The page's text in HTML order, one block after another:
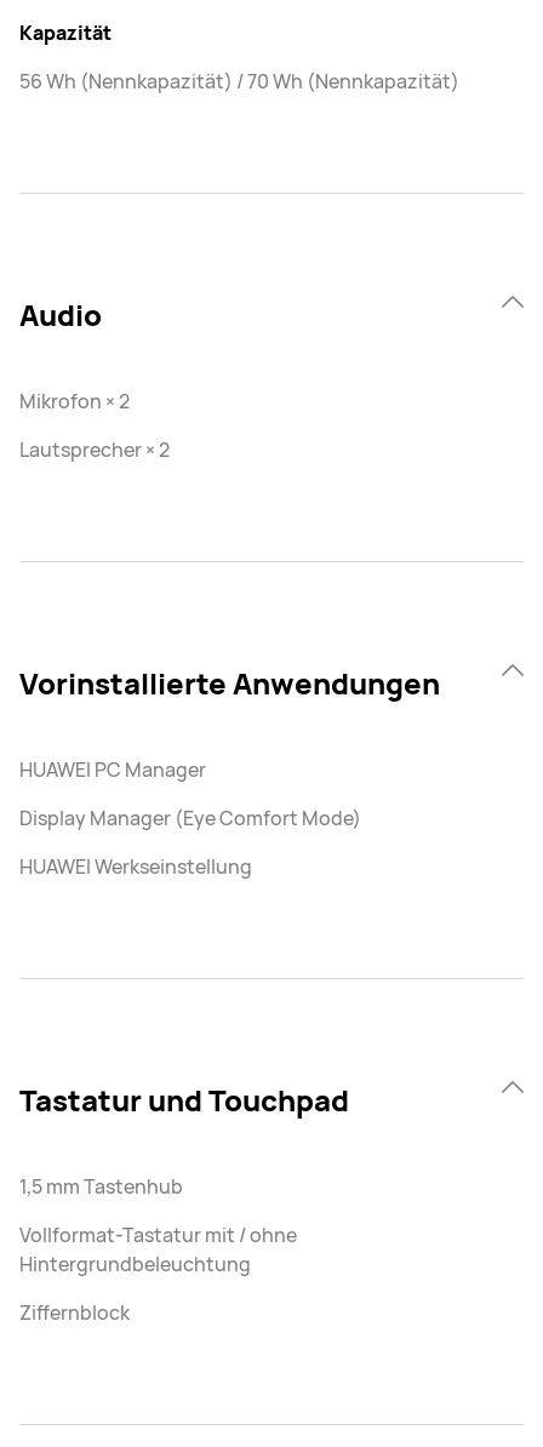
Kapazität
56 Wh (Nennkapazität) / 70 Wh (Nennkapazität)
Audio
Mikrofon × 2
Lautsprecher × 2
Vorinstallierte Anwendungen
HUAWEI PC Manager
Display Manager (Eye Comfort Mode)
HUAWEI Werkseinstellung
Tastatur und Touchpad
1,5 mm Tastenhub
Vollformat-Tastatur mit / ohne
Hintergrundbeleuchtung
Ziffernblock